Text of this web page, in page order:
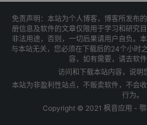
免责声明：本站为个人博客，博客所发布
册信息及软件的文章仅限用于学习和研究
非法用途，否则，一切后果请用户自负。
与本站无关，您必须在下载后的24个小时
容，如有需要，请去软件
访问和下载本站内容，说明
本站为非盈利性站点，不贩卖软件，不会
行为。
Copyright © 2021 枫音应用 -